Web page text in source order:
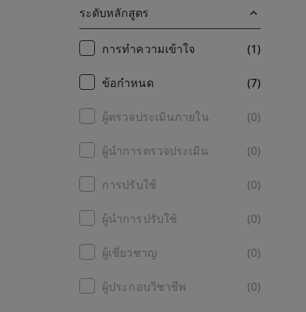
ระดับหลักสูตร
Training
filter
การทำความเข้าใจ (1)
ข้อกำหนด (7)
ผู้ตรวจประเมินภายใน (0)
ผู้นำการตรวจประเมิน (0)
การปรับใช้ (0)
ผู้นำการปรับใช้ (0)
ผู้เชี่ยวชาญ (0)
ผู้ประกอบวิชาชีพ (0)